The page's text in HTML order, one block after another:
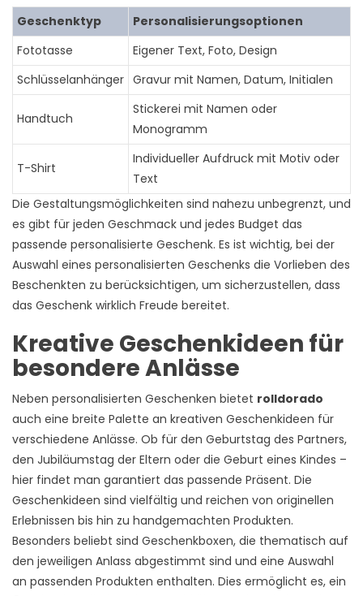
Geschenktyp
Personalisierungsoptionen
Fototasse
Eigener Text, Foto, Design
Schlüsselanhänger Gravur mit Namen, Datum, Initialen
Handtuch
Stickerei mit Namen oder
Monogramm
T-Shirt
Individueller Aufdruck mit Motiv oder
Text
Die Gestaltungsmöglichkeiten sind nahezu unbegrenzt, und
es gibt für jeden Geschmack und jedes Budget das
passende personalisierte Geschenk. Es ist wichtig, bei der
Auswahl eines personalisierten Geschenks die Vorlieben des
Beschenkten zu berücksichtigen, um sicherzustellen, dass
das Geschenk wirklich Freude bereitet.
Kreative Geschenkideen für
besondere Anlässe
Neben personalisierten Geschenken bietet rolldorado
auch eine breite Palette an kreativen Geschenkideen für
verschiedene Anlässe. Ob für den Geburtstag des Partners,
den Jubiläumstag der Eltern oder die Geburt eines Kindes –
hier findet man garantiert das passende Präsent. Die
Geschenkideen sind vielfältig und reichen von originellen
Erlebnissen bis hin zu handgemachten Produkten.
Besonders beliebt sind Geschenkboxen, die thematisch auf
den jeweiligen Anlass abgestimmt sind und eine Auswahl
an passenden Produkten enthalten. Dies ermöglicht es, ein